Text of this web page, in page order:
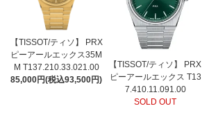
【TISSOT/ティソ】 PRX
ピーアールエックス35M
M T137.210.33.021.00
85,000円(税込93,500円)
【TISSOT/ティソ】 PRX
ピーアールエックス T13
7.410.11.091.00
SOLD OUT